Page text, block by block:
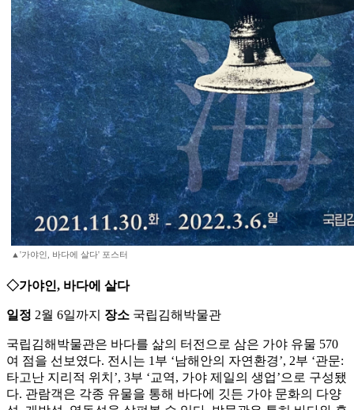
▲'가야인, 바다에 살다' 포스터
◇가야인, 바다에 살다
일정 2월 6일까지 장소 국립김해박물관
국립김해박물관은 바다를 삶의 터전으로 삼은 가야 유물 570
여 점을 선보였다. 전시는 1부 ‘남해안의 자연환경’, 2부 ‘관문:
타고난 지리적 위치’, 3부 ‘교역, 가야 제일의 생업’으로 구성됐
다. 관람객은 각종 유물을 통해 바다에 깃든 가야 문화의 다양